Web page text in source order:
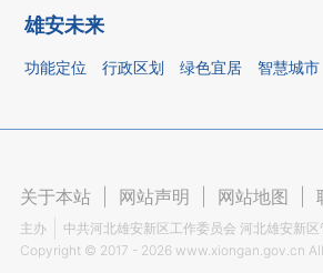
雄安未来
功能定位 行政区划 绿色宜居 智慧城市
关于本站 网站声明 网站地图
主办
中共河北雄安新区工作委员会 河北雄安新区
Copyright © 2017 - 2026 www.xiongan.gov.cn